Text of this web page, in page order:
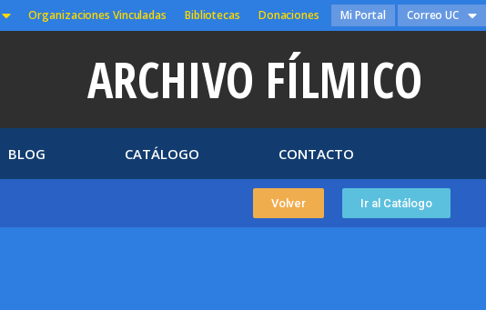
Organizaciones Vinculadas Bibliotecas Donaciones Mi Portal Correo UC
ARCHIVO FÍLMICO
BLOG CATÁLOGO CONTACTO
Volver Ir al Catálogo